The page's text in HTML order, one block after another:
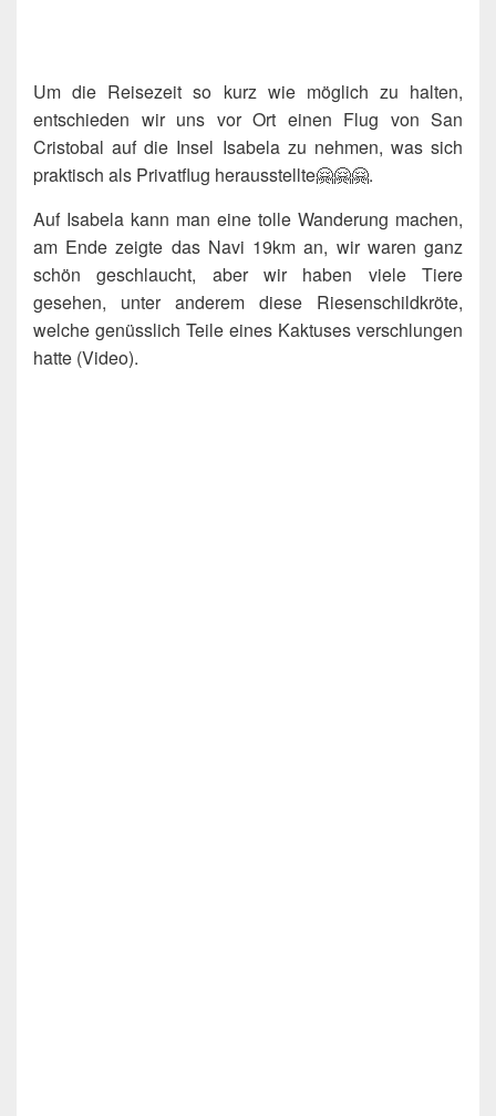
Um die Reisezeit so kurz wie möglich zu halten,
entschieden wir uns vor Ort einen Flug von San
Cristobal auf die Insel Isabela zu nehmen, was sich
praktisch als Privatflug herausstellte🤗🤗🤗.
Auf Isabela kann man eine tolle Wanderung machen,
am Ende zeigte das Navi 19km an, wir waren ganz
schön geschlaucht, aber wir haben viele Tiere
gesehen, unter anderem diese Riesenschildkröte,
welche genüsslich Teile eines Kaktuses verschlungen
hatte (Video).